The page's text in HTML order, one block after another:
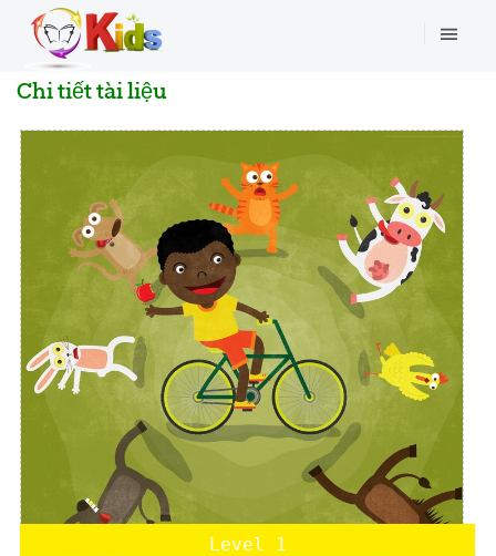
Chi tiết tài liệu
Level 1